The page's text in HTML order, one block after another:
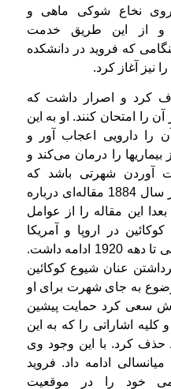
روی نخاع شوکی ماهی و
و از این طریق خدمت
که فروید در دانشکده
نیز آغاز کرد.
کرد و اصرار داشت که
را امتحان کنند. او به این
را دارویی اعجاب آور و
را درمان می‌کند و
آوردن شهرتی باشد که
آرزوی آن را داشت باشد. او در سال 1884 مقاله‌ای درباره
این مقاله را از عوامل
در اروپا و آمریکا
دانستند که بیش از 30 سال یعنی تا دهه 1920 ادامه داشت.
عنان شیوع کوکائین
به جای شهرت برای او
سعی کرد حمایت پیشین
کلیه اشاراتی را که به این
حذف کرد. با این وجود وی
ادامه داد. فروید
خود را در موقعیت